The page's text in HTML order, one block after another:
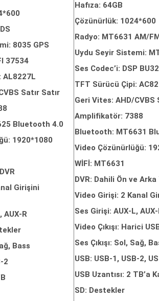
8035 GPS
37534
AL8227L
Satır Satır
Bluetooth 4.0
1920*1080
Girişini
AUX-R
Bass
2
Hafıza: 64GB
Çözünürlük: 1024*600
Radyo: MT6631 AM/
Uydu Seyir Sistemi:
Ses Codec’i: DSP
TFT Sürücü Çipi:
Geri Vites: AHD/CVBS
Amplifikatör: 7388
Bluetooth: MT6631
Video Çözünürlüğü:
WİFİ: MT6631
DVR: Dahili Ön ve
Video Girişi: 2 Kanal
Ses Girişi: AUX-L,
Video Çıkışı: Harici
Ses Çıkışı: Sol, Sağ,
USB: USB-1, USB-2,
USB Uzantısı: 2 TB’a
SD: Destekler